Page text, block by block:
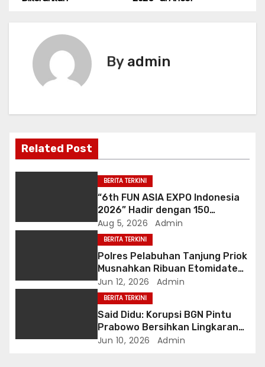
v
i
g
i
n
By admin
Related Post
BERITA TERKINI
“6th FUN ASIA EXPO Indonesia
2026” Hadir dengan 150
Peserta dari Mancanegara
perkuat Industri Taman
Rekreasi Ekosistem Pariwisata
di Tanah Air
Aug 5, 2026 Admin
BERITA TERKINI
Polres Pelabuhan Tanjung Priok
Musnahkan Ribuan Etomidate
dan Dua Kilogram Sabu,
Selamatkan 67.890 Jiwa
Jun 12, 2026 Admin
BERITA TERKINI
Said Didu: Korupsi BGN Pintu
Prabowo Bersihkan Lingkaran
Dalam
Jun 10, 2026 Admin